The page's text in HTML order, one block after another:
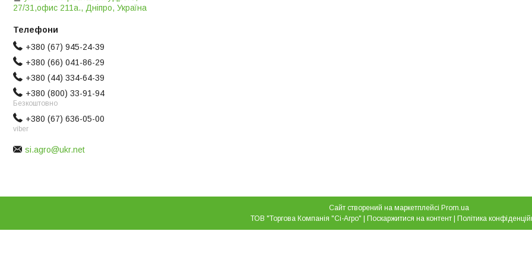
27/31,офис 211а., Дніпро, Україна
+380 (67) 945-24-39
+380 (66) 041-86-29
+380 (44) 334-64-39
+380 (800) 33-91-94
Безкоштовно
+380 (67) 636-05-00
viber
si.agro@ukr.net
Сайт створений на маркетплейсі Prom.ua
ТОВ "Торгова Компанія "Сі-Агро" | Поскаржитися на контент | Політика